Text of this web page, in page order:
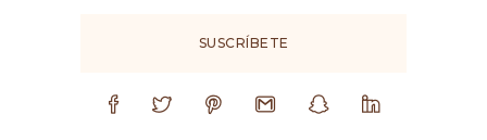
SUSCRÍBETE